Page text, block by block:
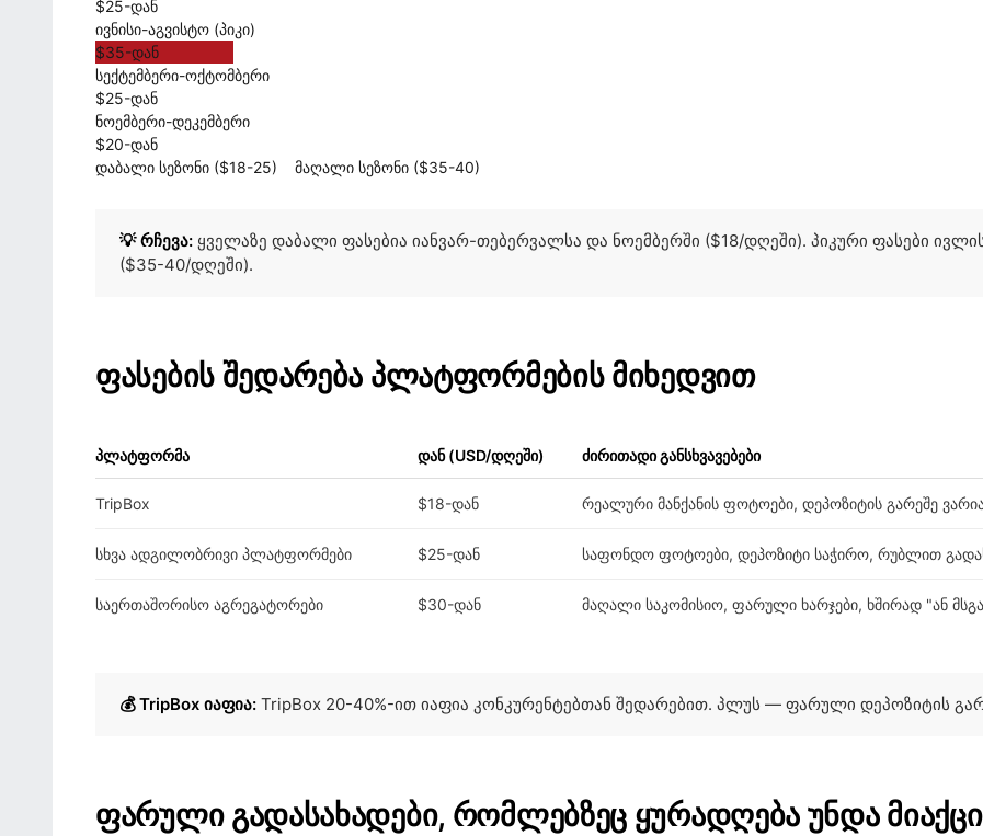
$25-დან
ივნისი-აგვისტო (პიკი)
$35-დან
სექტემბერი-ოქტომბერი
$25-დან
ნოემბერი-დეკემბერი
$20-დან
დაბალი სეზონი ($18-25)
მაღალი სეზონი ($35-40)
💡 რჩევა: ყველაზე დაბალი ფასებია იანვარ-თებერვალსა და ნოემბერში ($18/დღეში). პიკური ფასები
($35-40/დღეში).
ფასების შედარება პლატფორმების მიხედვით
პლატფორმა დან (USD/დღეში) ძირითადი განსხვავებები
TripBox $18-დან რეალური მანქანის ფოტოები, დეპოზიტის გარეშე
სხვა ადგილობრივი პლატფორმები $25-დან საფონდო ფოტოები, დეპოზიტი საჭირო, რუბლით
საერთაშორისო აგრეგატორები $30-დან მაღალი საკომისიო, ფარული ხარჯები, ხშირად "ან
💰 TripBox იაფია: TripBox 20-40%-ით იაფია კონკურენტებთან შედარებით. პლუს — ფარული დეპოზიტის
ფარული გადასახადები, რომლებზეც ყურადღება უნდა